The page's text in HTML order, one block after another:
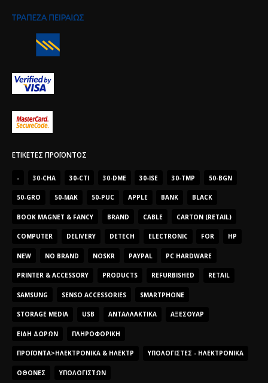
ΕΤΙΚΈΤΕΣ ΠΡΟΪΌΝΤΟΣ
- 30-CHA 30-CTI 30-DME 30-ISE 30-TMP 50-BGN
50-GRO 50-MAK 50-PUC APPLE BANK BLACK
BOOK MAGNET & FANCY BRAND CABLE CARTON (RETAIL)
COMPUTER DELIVERY DETECH ELECTRONIC FOR HP
NEW NO BRAND NOSKR PAYPAL PC HARDWARE
PRINTER & ACCESSORY PRODUCTS REFURBISHED RETAIL
SAMSUNG SENSO ACCESSORIES SMARTPHONE
STORAGE MEDIA USB ΑΝΤΑΛΛΑΚΤΙΚΆ ΑΞΕΣΟΥΆΡ
ΕΊΔΗ ΔΏΡΩΝ ΠΛΗΡΟΦΟΡΙΚΉ
ΠΡΟΪΌΝΤΑ>ΗΛΕΚΤΡΟΝΙΚΆ & ΗΛΕΚΤΡ ΥΠΟΛΟΓΙΣΤΈΣ - ΗΛΕΚΤΡΟΝΙΚΆ
ΟΘΌΝΕΣ ΥΠΟΛΟΓΙΣΤΏΝ